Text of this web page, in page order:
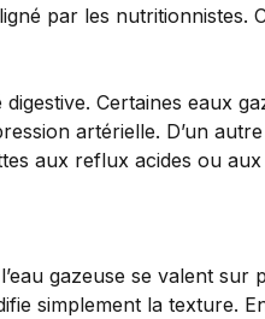
par les nutritionnistes.
Certaines eaux
artérielle. D’un autre
aux reflux acides ou
gazeuse se valent sur
simplement la texture.